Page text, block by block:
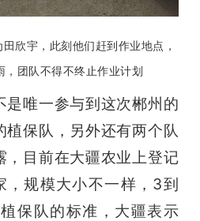
欣宇，此刻他们赶到作业地点，
，团队不得不终止作业计划
是唯一参与到这次郴州的
植保队，另外还有两个队
，目前在大疆农业上登记
，规模大小不一样，3到
保队的标准，大疆表示